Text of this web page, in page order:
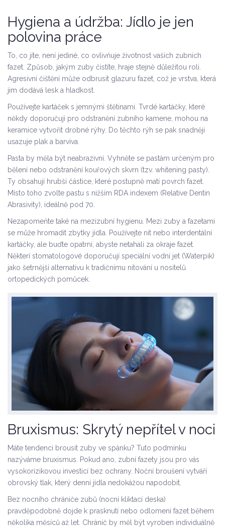
Hygiena a údržba: Jídlo je jen
polovina práce
To, co jíte, není jediné, co ovlivňuje životnost vašich zubních
fazet. Způsob, jakým zuby čistíte, hraje stejně důležitou roli.
Agresivní čištění může odbrusit glazuru fazet, což je vrstva, která
jim dodává lesk a hladkost.
Používejte kartáček s jemnými štětinami. Tvrdé kartáčky, které
někdy doporučují pro odstranění zubního kamene, mohou na
keramice vytvořit drobné rýhy. Do těchto rýh se pak snadněji
usazuje plak a barviva.
Pasta by měla být neabrazivní. Vyhněte se pastám určeným pro
bělení nebo odstranění kouřových skvrn (tzv. whitening pasty).
Ty obsahují hrubší částice, které postupně matí povrch fazet.
Místo toho zvolte pastu s nižším RDA indexem (Relative Dentin
Abrasivity), ideálně pod 70.
Nezapomeňte také na mezizubní hygienu. Mezi zuby a fazetami
se může hromadit zbytky jídla. Používejte nit nebo interdentální
kartáčky, ale buďte opatrní, abyste netahali za okraje fazet.
Některí stomatologové doporučují speciální vodní jet (Waterpik)
jako šetrnější alternativu k tradičnímu nitování u nositelů
ortopedických pomůcek.
Bruxismus: Skrytý nepřítel v noci
Máte tendenci brousit zuby ve spánku? Tuto podmínku
nazýváme bruxismus. Pokud ano, zubní fazety jsou pro vás
vysokorizikovou investicí bez ochrany. Noční broušení vytváří
obrovský tlak, který denní jídla nedokážou napodobit.
Bez nocního chrániče zubů (nocní kliktací deska)
pravděpodobně dojde k prasknutí nebo odlomení fazet během
několika měsíců až let. Chráníč by měl být vyroben individuálně